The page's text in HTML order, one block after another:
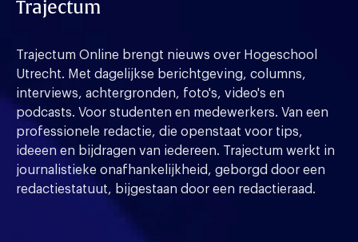
Trajectum
Trajectum Online brengt nieuws over Hogeschool
Utrecht. Met dagelijkse berichtgeving, columns,
interviews, achtergronden, foto's, video's en
podcasts. Voor studenten en medewerkers. Van een
professionele redactie, die openstaat voor tips,
ideeen en bijdragen van iedereen. Trajectum werkt in
journalistieke onafhankelijkheid, geborgd door een
redactiestatuut, bijgestaan door een redactieraad.